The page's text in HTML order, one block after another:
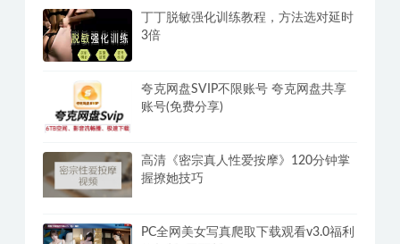
丁丁脱敏强化训练教程，方法选对延时
3倍
夸克网盘SVIP不限账号 夸克网盘共享
账号(免费分享)
高清《密宗真人性爱按摩》120分钟掌
握撩她技巧
PC全网美女写真爬取下载观看v3.0福利